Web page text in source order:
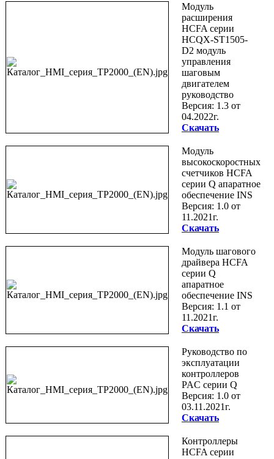
Модуль
расширения
HCFA серии
HCQX-ST1505-
D2 модуль
управления
шаговым
двигателем
руководство
Версия: 1.3 от
04.2022г.
Скачать
Модуль
высокоскоростных
счетчиков HCFA
серии Q апаратное
обеспечение INS
Версия: 1.0 от
11.2021г.
Скачать
Модуль шагового
драйвера HCFA
серии Q
апаратное
обеспечение INS
Версия: 1.1 от
11.2021г.
Скачать
Руководство по
эксплуатации
контроллеров
PAC серии Q
Версия: 1.0 от
03.11.2021г.
Скачать
Контроллеры
HCFA серии